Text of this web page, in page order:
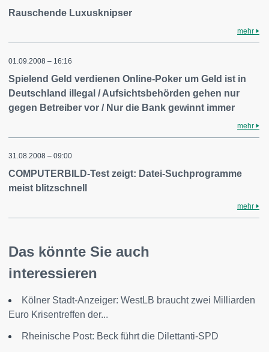
Rauschende Luxusknipser
mehr
01.09.2008 – 16:16
Spielend Geld verdienen Online-Poker um Geld ist in
Deutschland illegal / Aufsichtsbehörden gehen nur
gegen Betreiber vor / Nur die Bank gewinnt immer
mehr
31.08.2008 – 09:00
COMPUTERBILD-Test zeigt: Datei-Suchprogramme
meist blitzschnell
mehr
Das könnte Sie auch
interessieren
Kölner Stadt-Anzeiger: WestLB braucht zwei Milliarden
Euro Krisentreffen der...
Rheinische Post: Beck führt die Dilettanti-SPD